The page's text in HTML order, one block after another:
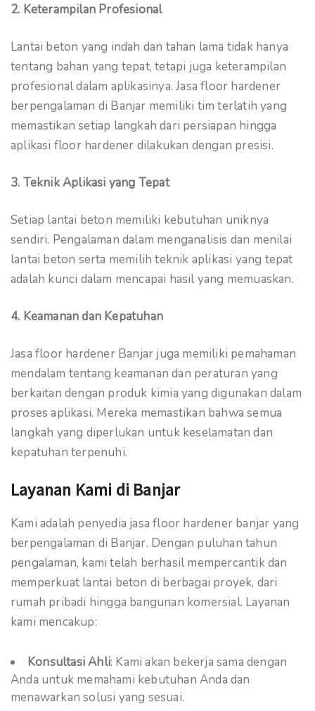
2. Keterampilan Profesional
Lantai beton yang indah dan tahan lama tidak hanya
tentang bahan yang tepat, tetapi juga keterampilan
profesional dalam aplikasinya. Jasa floor hardener
berpengalaman di Banjar memiliki tim terlatih yang
memastikan setiap langkah dari persiapan hingga
aplikasi floor hardener dilakukan dengan presisi.
3. Teknik Aplikasi yang Tepat
Setiap lantai beton memiliki kebutuhan uniknya
sendiri. Pengalaman dalam menganalisis dan menilai
lantai beton serta memilih teknik aplikasi yang tepat
adalah kunci dalam mencapai hasil yang memuaskan.
4. Keamanan dan Kepatuhan
Jasa floor hardener Banjar juga memiliki pemahaman
mendalam tentang keamanan dan peraturan yang
berkaitan dengan produk kimia yang digunakan dalam
proses aplikasi. Mereka memastikan bahwa semua
langkah yang diperlukan untuk keselamatan dan
kepatuhan terpenuhi.
Layanan Kami di Banjar
Kami adalah penyedia jasa floor hardener banjar yang
berpengalaman di Banjar. Dengan puluhan tahun
pengalaman, kami telah berhasil mempercantik dan
memperkuat lantai beton di berbagai proyek, dari
rumah pribadi hingga bangunan komersial. Layanan
kami mencakup:
Konsultasi Ahli: Kami akan bekerja sama dengan
Anda untuk memahami kebutuhan Anda dan
menawarkan solusi yang sesuai.